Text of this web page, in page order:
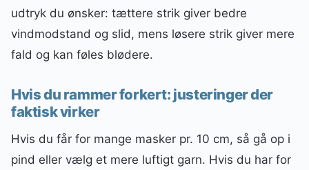
udtryk du ønsker: tættere strik giver bedre
vindmodstand og slid, mens løsere strik giver mere
fald og kan føles blødere.
Hvis du rammer forkert: justeringer der
faktisk virker
Hvis du får for mange masker pr. 10 cm, så gå op i
pind eller vælg et mere luftigt garn. Hvis du har for